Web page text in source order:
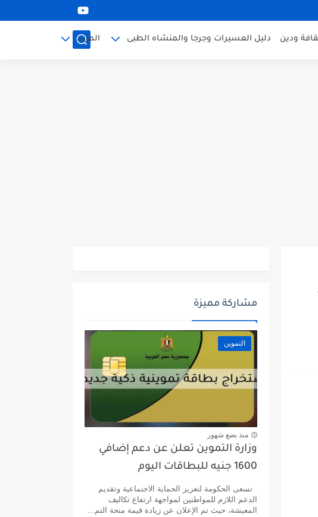
ودين دليل العسيرات وجرجا والمنشاه الطبى المزيد
مشاركة مميزة
التموين
منذ بضع شهور
وزارة التموين تعلن عن دعم إضافي
1600 جنيه للبطاقات اليوم
تسعى الحكومة لتعزيز الحماية الاجتماعية وتقديم
الدعم اللازم للمواطنين لمواجهة ارتفاع تكاليف
المعيشة، حيث تم الإعلان عن زيادة قيمة منحة التم...